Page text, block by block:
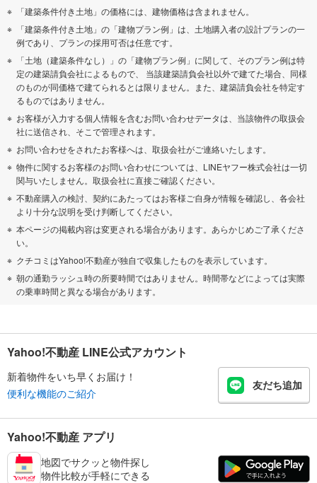
「建築条件付き土地」の価格には、建物価格は含まれません。
「建築条件付き土地」の「建物プラン例」は、土地購入者の設計プランの一
例であり、プランの採用可否は任意です。
「土地（建築条件なし）」の「建物プラン例」に関して、そのプラン例は特
定の建築請負会社によるもので、 当該建築請負会社以外で建てた場合、同様
のものが同価格で建てられるとは限りません。また、建築請負会社を特定す
るものではありません。
お客様が入力する個人情報を含むお問い合わせデータは、当該物件の取扱会
社に送信され、そこで管理されます。
お問い合わせをされたお客様へは、取扱会社がご連絡いたします。
物件に関するお客様のお問い合わせについては、LINEヤフー株式会社は一切
関与いたしません。取扱会社に直接ご確認ください。
不動産購入の検討、契約にあたってはお客様ご自身が情報を確認し、各会社
より十分な説明を受け判断してください。
本ページの掲載内容は変更される場合があります。あらかじめご了承くださ
い。
クチコミはYahoo!不動産が独自で収集したものを表示しています。
朝の通勤ラッシュ時の所要時間ではありません。時間帯などによっては実際
の乗車時間と異なる場合があります。
Yahoo!不動産 LINE公式アカウント
新着物件をいち早くお届け！
便利な機能のご紹介
友だち追加
Yahoo!不動産 アプリ
地図でサクッと物件探し
物件比較が手軽にできる